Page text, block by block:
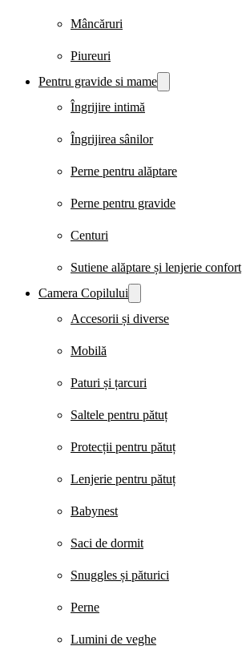
Mâncăruri
Piureuri
Pentru gravide si mame
Îngrijire intimă
Îngrijirea sânilor
Perne pentru alăptare
Perne pentru gravide
Centuri
Sutiene alăptare și lenjerie confort
Camera Copilului
Accesorii și diverse
Mobilă
Paturi și țarcuri
Saltele pentru pătuț
Protecții pentru pătuț
Lenjerie pentru pătuț
Babynest
Saci de dormit
Snuggles și păturici
Perne
Lumini de veghe